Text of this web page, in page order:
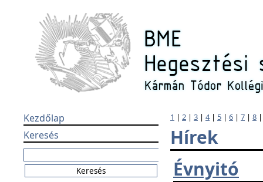
Kezdőlap
Keresés
1 | 2 | 3 | 4| 5 | 6 | 7 | 8
Hírek
Évnyitó